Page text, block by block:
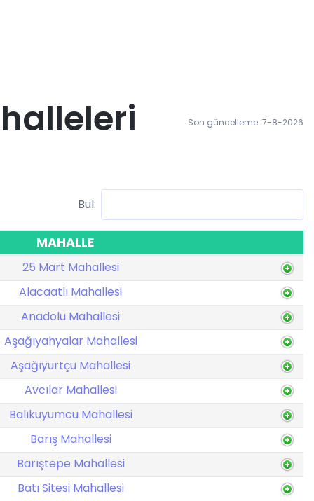
Son güncelleme: 7-8-2026
Bul:
MAHALLE
25 Mart Mahallesi
Alacaatlı Mahallesi
Anadolu Mahallesi
Aşağıyahyalar Mahallesi
Aşağıyurtçu Mahallesi
Avcılar Mahallesi
Balıkuyumcu Mahallesi
Barış Mahallesi
Barıştepe Mahallesi
Batı Sitesi Mahallesi